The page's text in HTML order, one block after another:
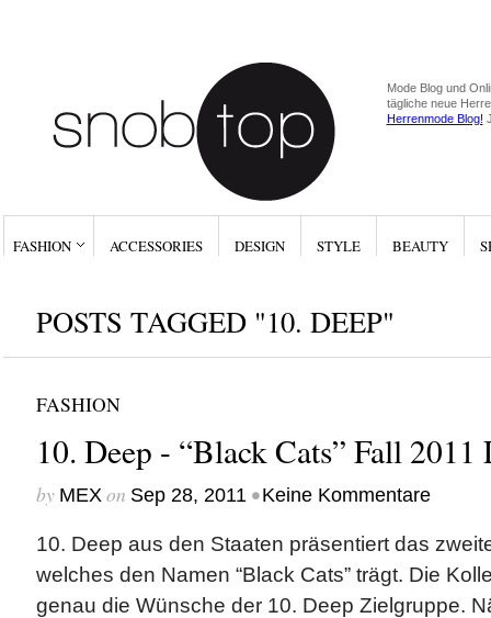
Mode Blog und
tägliche neue
Herrenmode Blog!
FASHION ACCESSORIES DESIGN STYLE BEAUTY
POSTS TAGGED "10. DEEP"
FASHION
10. Deep - “Black Cats” Fall
by MEXon Sep 28, 2011 •Keine Kommentare
10. Deep aus den Staaten präsentiert das
welches den Namen “Black Cats” trägt. Die
genau die Wünsche der 10. Deep Zielgruppe.